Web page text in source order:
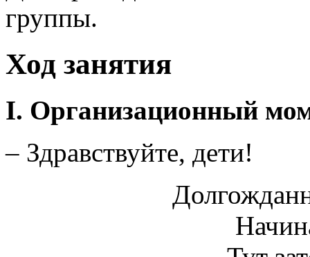
группы.
Ход занятия
I. Организационный
– Здравствуйте, дети!